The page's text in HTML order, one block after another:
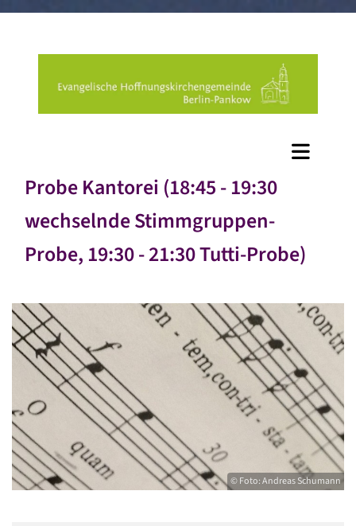
Probe Kantorei (18:45 - 19:30
wechselnde Stimmgruppen-
Probe, 19:30 - 21:30 Tutti-Probe)
© Foto: Andreas Schumann